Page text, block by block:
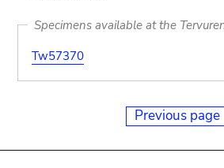
Specimens available at the
Tw57370
Previous page